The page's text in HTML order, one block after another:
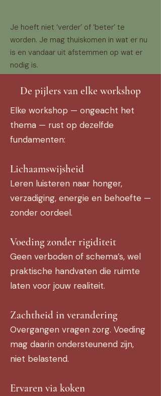
Je hoeft niet ‘verder’ of ‘beter’ te
worden. Je mag thuiskomen in wat er nu
is en vandaar uit afstemmen op wat er
nodig is.
"
De pijlers van elke workshop
Elke workshop — ongeacht het
thema — rust op dezelfde
fundamenten:
Lichaamswijsheid
Leren luisteren naar honger,
verzadiging, energie en behoefte —
zonder oordeel.
Voeding zonder rigiditeit
Geen verboden of schema’s, wel
praktische handvaten die ruimte
laten voor jouw realiteit.
Zachtheid in verandering
Overgangen vragen zorg. Voeding
mag daarin ondersteunend zijn,
niet belastend.
Ervaren via koken